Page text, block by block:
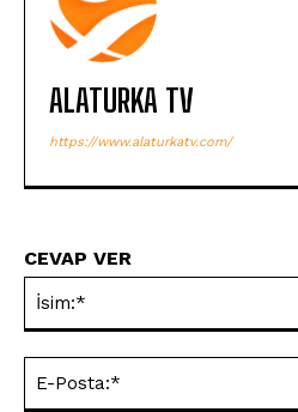
ALATURKA TV
https://www.alaturkatv.com/
CEVAP VER